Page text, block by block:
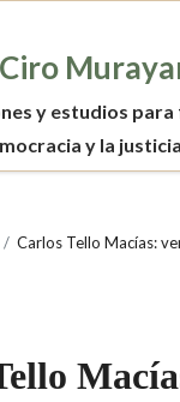
Ciro
y estudios
y la
Carlos Tello Macías: